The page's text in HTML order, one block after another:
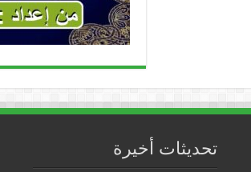
تحديثات أخيرة